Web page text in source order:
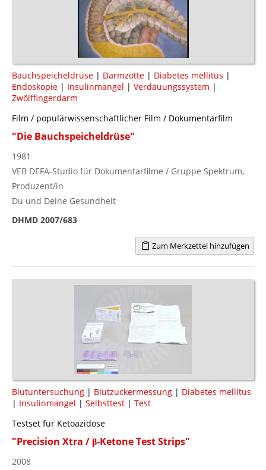
Bauchspeicheldrüse | Darmzotte | Diabetes mellitus |
Endoskopie | Insulinmangel | Verdauungssystem |
Zwölffingerdarm
Film / populärwissenschaftlicher Film / Dokumentarfilm
"Die Bauchspeicheldrüse"
1981
VEB DEFA-Studio für Dokumentarfilme / Gruppe Spektrum,
Produzent/in
Du und Deine Gesundheit
DHMD 2007/683
Zum Merkzettel hinzufügen
Blutuntersuchung | Blutzuckermessung | Diabetes mellitus
| Insulinmangel | Selbsttest | Test
Testset für Ketoazidose
"Precision Xtra / β-Ketone Test Strips"
2008